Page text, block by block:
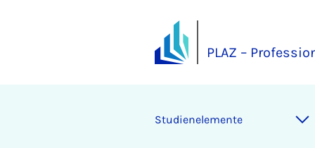
PLAZ –
Studienelemente